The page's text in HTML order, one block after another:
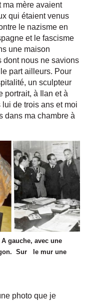
ma mère avaient
qui étaient venus
le nazisme en
et le fascisme
une maison
dont nous ne savions
part ailleurs. Pour
un sculpteur
portrait, à Ilan et à
de trois ans et moi
dans ma chambre à
A gauche, avec une
Sur le mur une
Popalare.
photo que je